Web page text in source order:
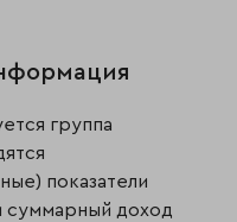
группа
показатели
суммарный доход